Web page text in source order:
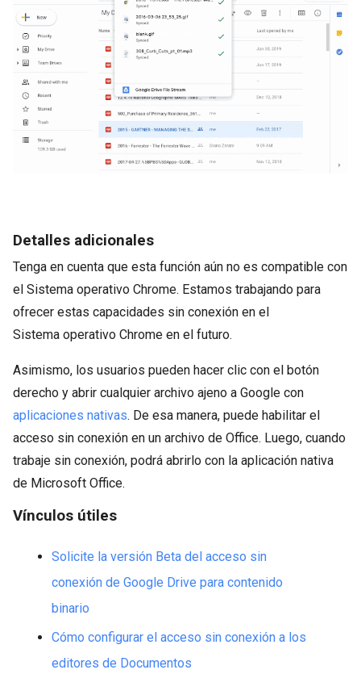
Detalles adicionales
Tenga en cuenta que esta función aún no es compatible con
el Sistema operativo Chrome. Estamos trabajando para
ofrecer estas capacidades sin conexión en el
Sistema operativo Chrome en el futuro.
Asimismo, los usuarios pueden hacer clic con el botón
derecho y abrir cualquier archivo ajeno a Google con
aplicaciones nativas. De esa manera, puede habilitar el
acceso sin conexión en un archivo de Office. Luego, cuando
trabaje sin conexión, podrá abrirlo con la aplicación nativa
de Microsoft Office.
Vínculos útiles
Solicite la versión Beta del acceso sin
conexión de Google Drive para contenido
binario
Cómo configurar el acceso sin conexión a los
editores de Documentos